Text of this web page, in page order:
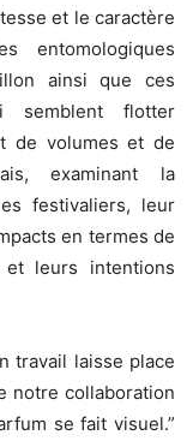
et le caractère
entomologiques
ainsi que ces
semblent flotter
de volumes et de
examinant la
festivaliers, leur
en termes de
et leurs intentions
travail laisse place
notre collaboration
se fait visuel.”